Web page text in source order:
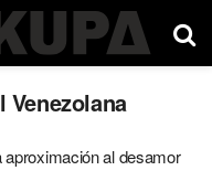
aproximación al desamor